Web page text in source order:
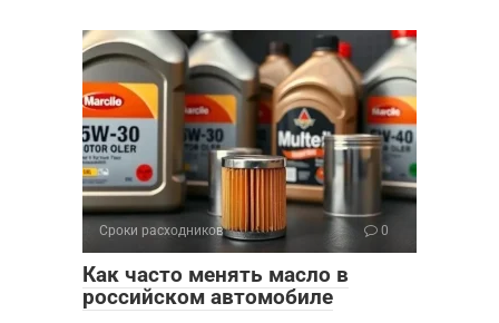
Сроки расходников 0
Как часто менять масло в
российском автомобиле